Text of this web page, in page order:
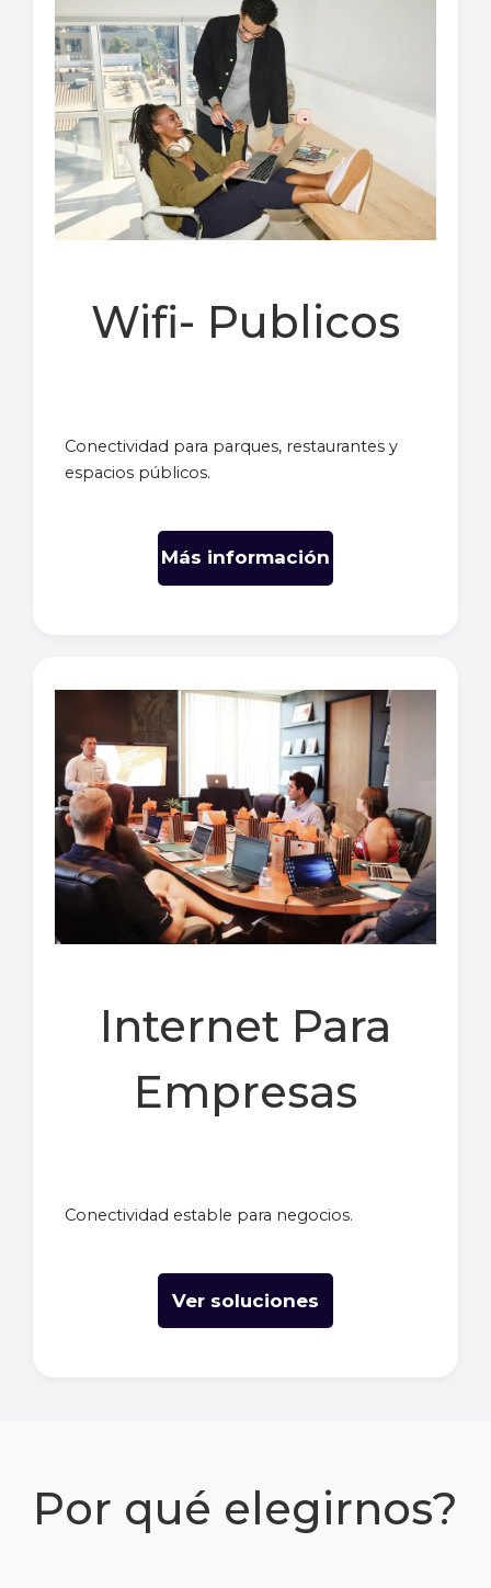
Wifi- Publicos
Conectividad para parques, restaurantes y
espacios públicos.
Más información
Internet Para
Empresas
Conectividad estable para negocios.
Ver soluciones
Por qué elegirnos?